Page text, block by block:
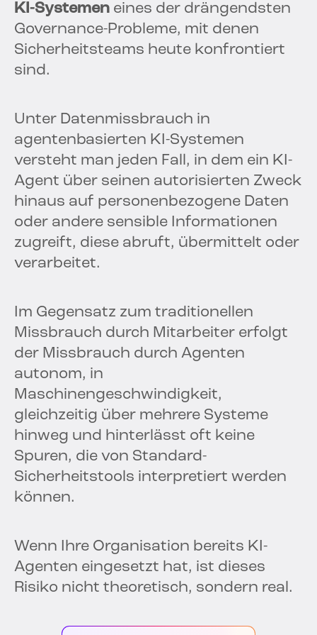
KI-Systemen eines der drängendsten
Governance-Probleme, mit denen
Sicherheitsteams heute konfrontiert
sind.
Unter Datenmissbrauch in
agentenbasierten KI-Systemen
versteht man jeden Fall, in dem ein KI-
Agent über seinen autorisierten Zweck
hinaus auf personenbezogene Daten
oder andere sensible Informationen
zugreift, diese abruft, übermittelt oder
verarbeitet.
Im Gegensatz zum traditionellen
Missbrauch durch Mitarbeiter erfolgt
der Missbrauch durch Agenten
autonom, in
Maschinengeschwindigkeit,
gleichzeitig über mehrere Systeme
hinweg und hinterlässt oft keine
Spuren, die von Standard-
Sicherheitstools interpretiert werden
können.
Wenn Ihre Organisation bereits KI-
Agenten eingesetzt hat, ist dieses
Risiko nicht theoretisch, sondern real.